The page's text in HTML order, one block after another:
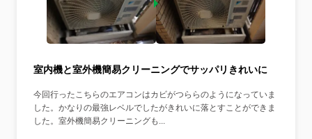
室内機と室外機簡易クリーニングでサッパリきれいに
今回行ったこちらのエアコンはカビがつららのようになっていま
した。かなりの最強レベルでしたがきれいに落とすことができま
した。室外機簡易クリーニングも...